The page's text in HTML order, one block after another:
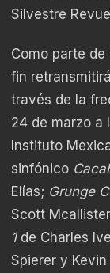
Silvestre
Como parte de
fin
través de la
24 de marzo a
Instituto
sinfónico
Elías; Grunge
Scott
1de Charles
Spierer y